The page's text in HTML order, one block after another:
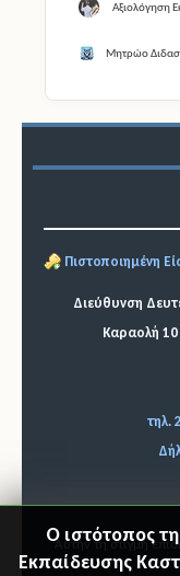
Αξιολόγηση
Μητρώο
Πιστοποιημένη
Διεύθυνση
Καραολή
τηλ.
Αυτήν τη στιγμή
Ο ιστότοπος
Εκπαίδευσης